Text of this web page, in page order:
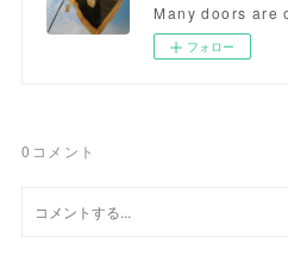
Many doors are
フォロー
0 コメント